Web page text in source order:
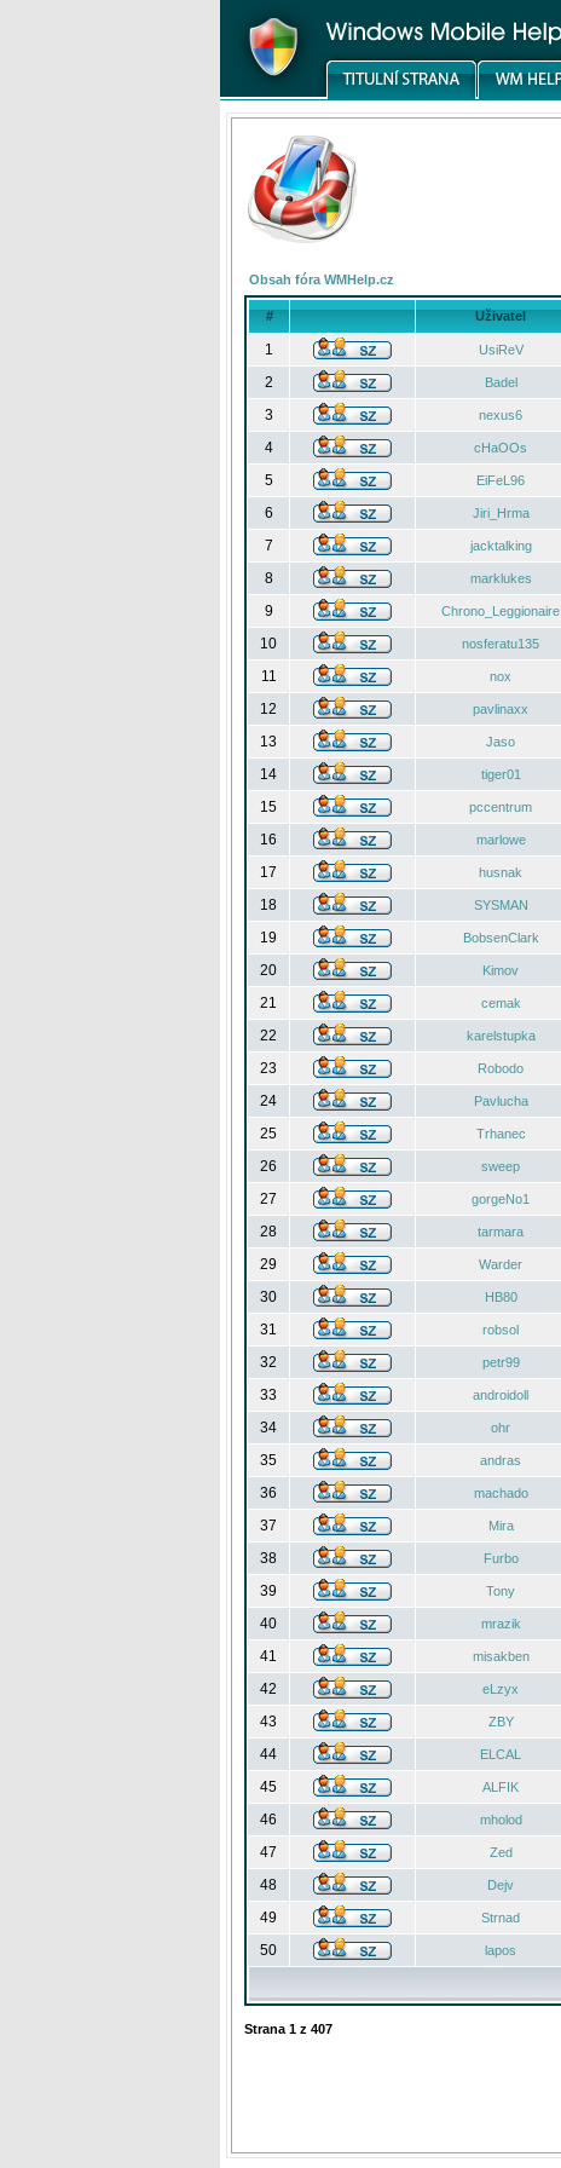
Obsah fóra WMHelp.cz
# Uživatel
1 UsiReV
2
Badel
3
nexus6
4
cHaOOs
5
EiFeL96
6
Jiri_Hrma
7
jacktalking
8
marklukes
9
Chrono_Leggionaire
10
nosferatu135
11
nox
12
pavlinaxx
13
Jaso
14
tiger01
15
pccentrum
16
marlowe
17
husnak
18
SYSMAN
19
BobsenClark
20
Kimov
21
cemak
22
karelstupka
23
Robodo
24
Pavlucha
25
Trhanec
26
sweep
27
gorgeNo1
28
tarmara
29
Warder
30
HB80
31
robsol
32
petr99
33
androidoll
34
ohr
35
andras
36
machado
37
Mira
38
Furbo
39
Tony
40
mrazik
41
misakben
42
eLzyx
43
ZBY
44
ELCAL
45
ALFIK
46
mholod
47
Zed
48
Dejv
49
Strnad
50
lapos
Strana 1 z 407